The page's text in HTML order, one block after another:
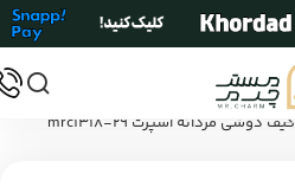
کیف دوشی مردانه اسپرت mrc1318-29